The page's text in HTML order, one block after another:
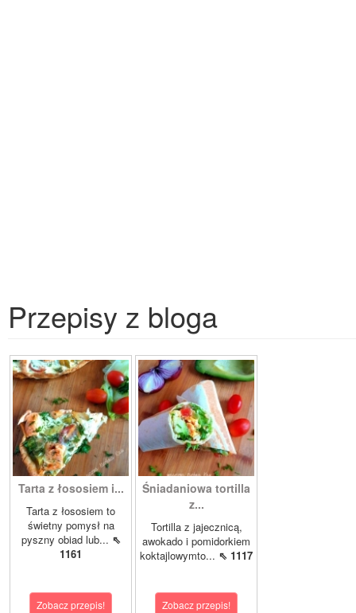
Przepisy z bloga
Tarta z łososiem i...
Tarta z łososiem to
świetny pomysł na
pyszny obiad lub... ⇖
1161
Zobacz przepis!
Śniadaniowa tortilla
z...
Tortilla z jajecznicą,
awokado i pomidorkiem
koktajlowymto... ⇖ 1117
Zobacz przepis!